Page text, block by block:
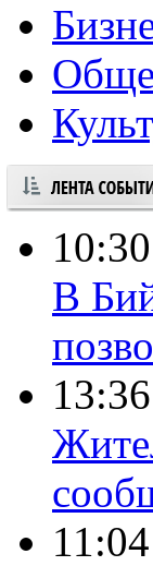
10:30
В
13:36
11:04